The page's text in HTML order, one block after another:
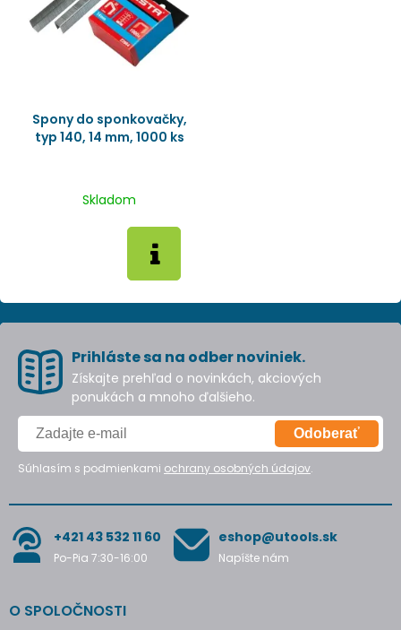
Spony do sponkovačky,
typ 140, 14 mm, 1000 ks
Skladom
Prihláste sa na odber noviniek.
Získajte prehľad o novinkách, akciových
ponukách a mnoho ďalšieho.
Odoberať
Súhlasím s podmienkami ochrany osobných údajov.
+421 43 532 11 60
Po-Pia 7:30-16:00
eshop@utools.sk
Napíšte nám
O SPOLOČNOSTI